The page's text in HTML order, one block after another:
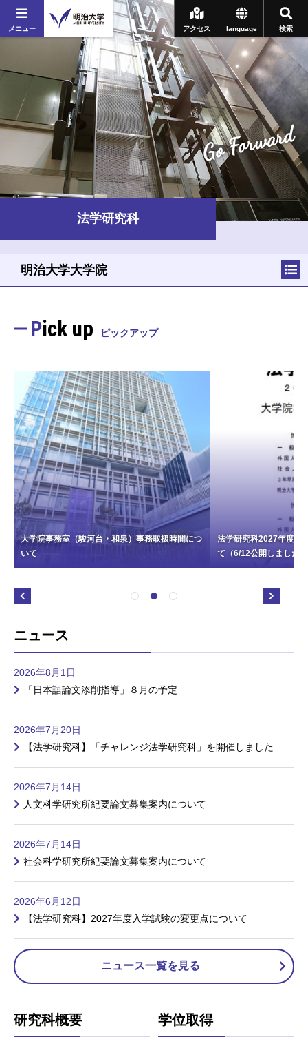
メニュー 検索
language
アクセス
Go Forward
法学研究科
Pick up ピックアップ
法学研究科2027年度Ⅰ期の入学試験情報につい
て（6/12公開しました）
大学院ガイドブック
ニュース
2026年8月1日
「日本語論文添削指導」８月の予定
2026年7月20日
【法学研究科】「チャレンジ法学研究科」を開催しました
2026年7月14日
人文科学研究所紀要論文募集案内について
2026年7月14日
社会科学研究所紀要論文募集案内について
2026年6月12日
【法学研究科】2027年度入学試験の変更点について
ニュース一覧を見る
研究科概要 学位取得
明治大学大学院